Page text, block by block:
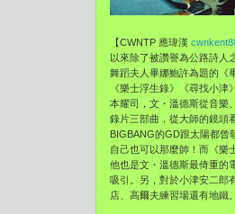
【CWNTP 應瑋漢
以來除了被讚譽為公路詩人
舞蹈夫人畢娜鮑許為題的《
《樂士浮生錄》《尋找小
本耀司，文・溫德斯從音樂
錄片三部曲，從大師的鏡頭
BIGBANG的GD跟太陽都曾
自己也可以那麼帥！而《樂
他也是文・溫德斯最倚重的
吸引。另，對於小津安二郎
店、高爾夫練習場還有地鐵